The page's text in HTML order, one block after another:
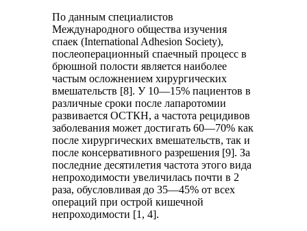
По данным специалистов
Международного общества изучения
спаек (International Adhesion Society),
послеоперационный спаечный процесс в
брюшной полости является наиболее
частым осложнением хирургических
вмешательств [8]. У 10—15% пациентов в
различные сроки после лапаротомии
развивается ОСТКН, а частота рецидивов
заболевания может достигать 60—70% как
после хирургических вмешательств, так и
после консервативного разрешения [9]. За
последние десятилетия частота этого вида
непроходимости увеличилась почти в 2
раза, обусловливая до 35—45% от всех
операций при острой кишечной
непроходимости [1, 4].